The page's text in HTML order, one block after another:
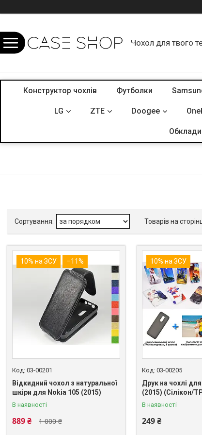
Чохол для твого
Конструктор чохлів Футболки
LG ZTE Doogee
10% на ЗСУ –11%
03-00201
Відкидний чохол з натуральної
шкіри для Nokia 105 (2015)
В наявності
1 000 ₴
889 ₴
10% на ЗСУ
03-00205
Друк на чохлі
(2015) (Cілікон/
В наявності
249 ₴